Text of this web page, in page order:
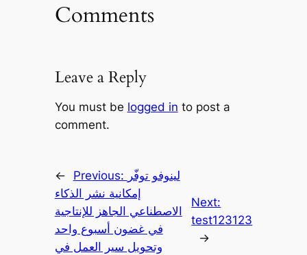
Comments
Leave a Reply
You must be logged in to post a
comment.
← Previous: لينوفو توفّر
إمكانية نشر الذكاء
الاصطناعي الجاهز للإنتاجية
في غضون أسبوع واحد
وتحويل سير العمل في
Next:
test123123
→